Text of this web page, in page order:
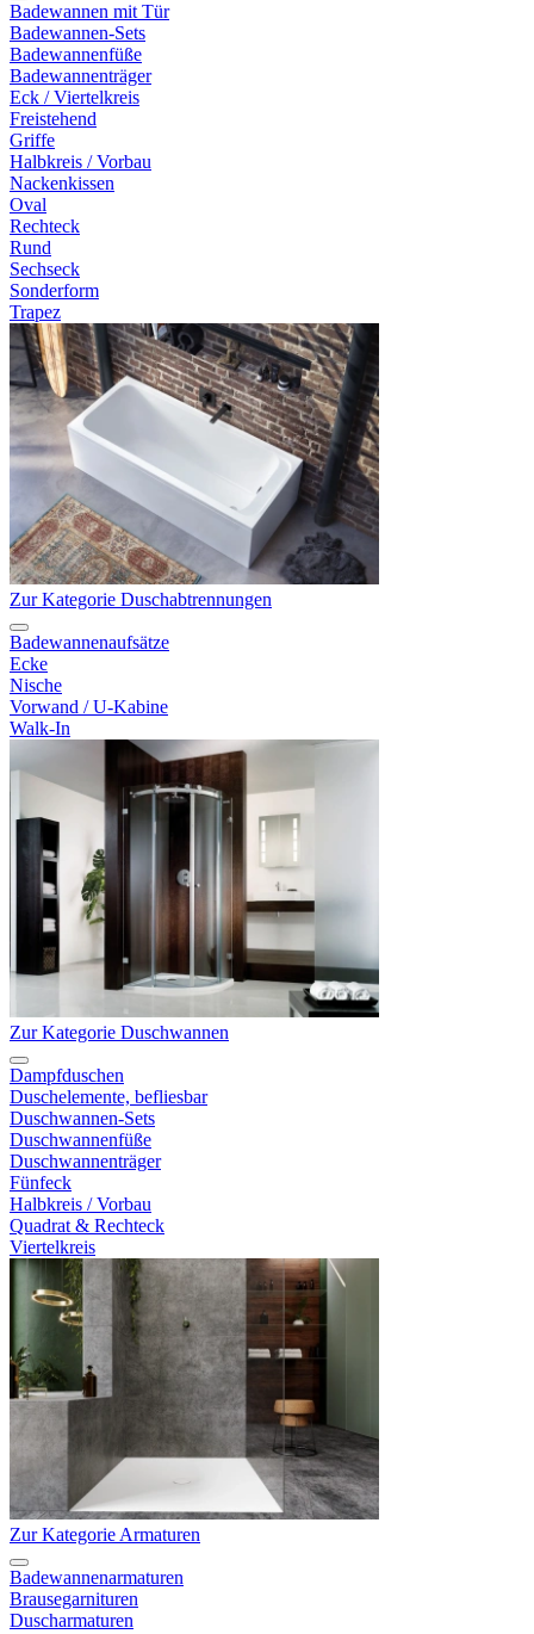
Badewannen mit Tür
Badewannen-Sets
Badewannenfüße
Badewannenträger
Eck / Viertelkreis
Freistehend
Griffe
Halbkreis / Vorbau
Nackenkissen
Oval
Rechteck
Rund
Sechseck
Sonderform
Trapez
Zur Kategorie Duschabtrennungen
Badewannenaufsätze
Ecke
Nische
Vorwand / U-Kabine
Walk-In
Zur Kategorie Duschwannen
Dampfduschen
Duschelemente, befliesbar
Duschwannen-Sets
Duschwannenfüße
Duschwannenträger
Fünfeck
Halbkreis / Vorbau
Quadrat & Rechteck
Viertelkreis
Zur Kategorie Armaturen
Badewannenarmaturen
Brausegarnituren
Duscharmaturen